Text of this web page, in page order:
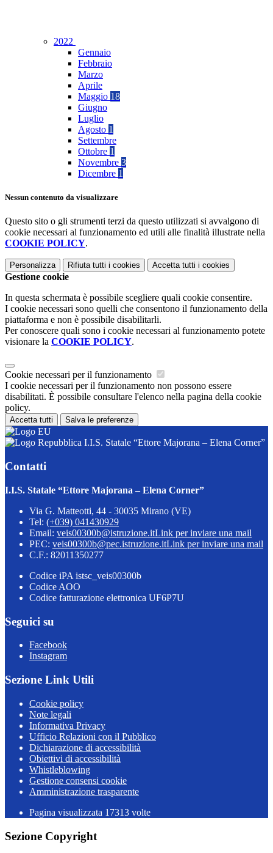
2022
Gennaio
Febbraio
Marzo
Aprile
Maggio 18
Giugno
Luglio
Agosto 1
Settembre
Ottobre 1
Novembre 3
Dicembre 1
Nessun contenuto da visualizzare
Questo sito o gli strumenti terzi da questo utilizzati si avvalgono di
cookie necessari al funzionamento ed utili alle finalità illustrate nella
COOKIE POLICY.
Personalizza Rifiuta tutti i cookies Accetta tutti i cookies
Gestione cookie
In questa schermata è possibile scegliere quali cookie consentire.
I cookie necessari sono quelli che consentono il funzionamento della
piattaforma e non è possibile disabilitarli.
Per conoscere quali sono i cookie necessari al funzionamento potete
visionare la COOKIE POLICY.
Cookie necessari per il funzionamento
I cookie necessari per il funzionamento non possono essere
disabilitati. È possibile consultare l'elenco nella pagina della cookie
policy.
Accetta tutti Salva le preferenze
I.I.S. Statale “Ettore Majorana – Elena Corner”
Contatti
I.I.S. Statale “Ettore Majorana – Elena Corner”
Via G. Matteotti, 44 - 30035 Mirano (VE)
Tel: (+039) 041430929
Email: veis00300b@istruzione.itLink per inviare una mail
PEC: veis00300b@pec.istruzione.itLink per inviare una mail
C.F.: 82011350277
Codice iPA istsc_veis00300b
Codice AOO
Codice fatturazione elettronica UF6P7U
Seguici su
Facebook
Instagram
Sezione Link Utili
Cookie policy
Note legali
Informativa Privacy
Ufficio Relazioni con il Pubblico
Dichiarazione di accessibilità
Obiettivi di accessibilità
Whistleblowing
Gestione consensi cookie
Amministrazione trasparente
Pagina visualizzata 17313 volte
Sezione Copyright